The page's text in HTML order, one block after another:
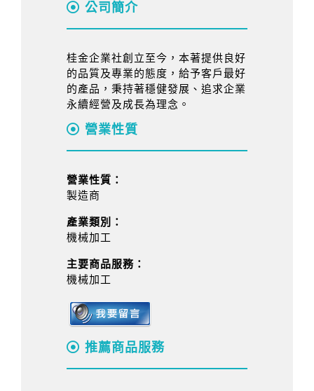
公司簡介
桂金企業社創立至今，本著提供良好
的品質及專業的態度，給予客戶最好
的產品，秉持著穩健發展、追求企業
永續經營及成長為理念。
營業性質
營業性質：
製造商
產業類別：
機械加工
主要商品服務：
機械加工
推薦商品服務